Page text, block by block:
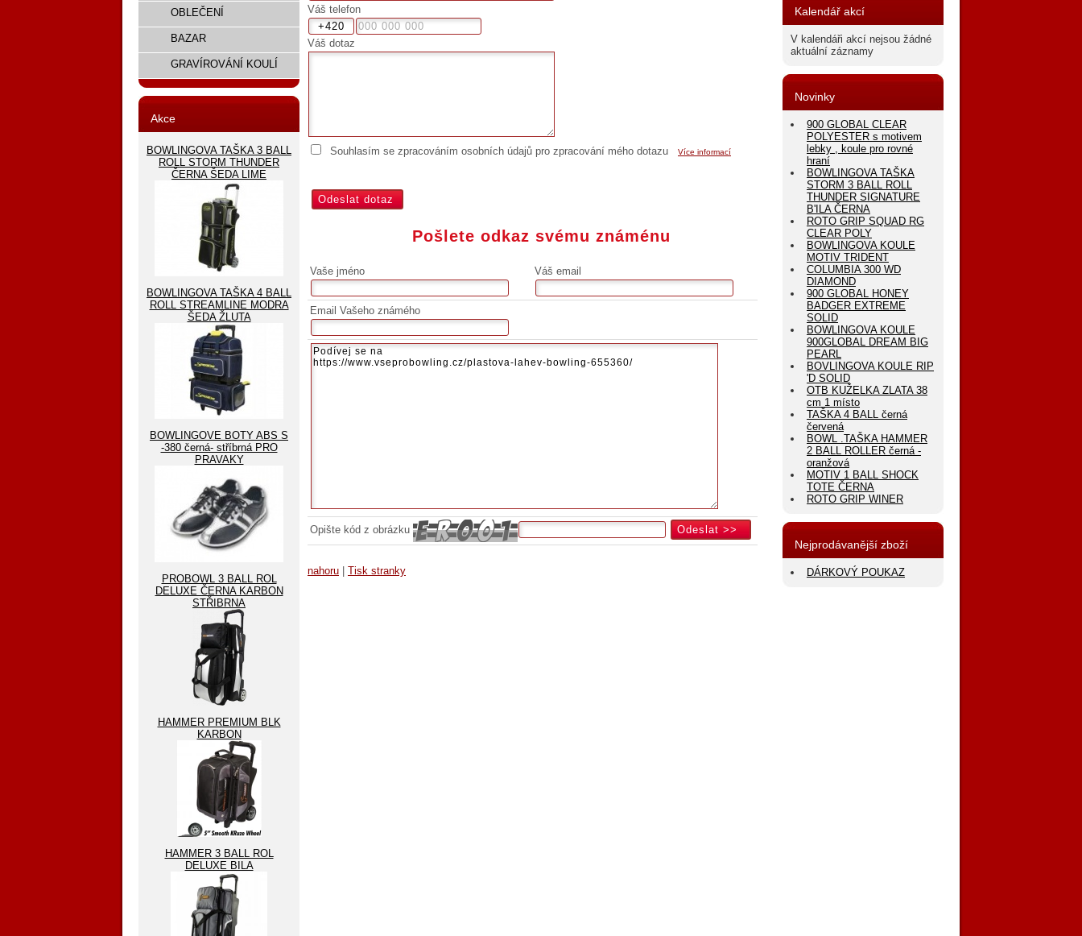
Váš telefon
Váš dotaz
Souhlasím se zpracováním osobních údajů pro zpracování mého dotazu Více informací
Pošlete odkaz svému známénu
Vaše jméno Váš email
Email Vašeho známého
Opište kód z obrázku
nahoru Tisk stranky
OBLEČENÍ
BAZAR
GRAVÍROVÁNÍ KOULÍ
Akce
BOWLINGOVA TAŠKA 3 BALL
ROLL STORM THUNDER
ČERNA ŠEDA LIME
BOWLINGOVA TAŠKA 4 BALL
ROLL STREAMLINE MODRA
ŠEDA ŽLUTA
BOWLINGOVE BOTY ABS S
-380 černá- stříbrná PRO
PRAVAKY
PROBOWL 3 BALL ROL
DELUXE ČERNA KARBON
STŘIBRNA
HAMMER PREMIUM BLK
KARBON
HAMMER 3 BALL ROL
DELUXE BILA
Kalendář akcí
V kalendáři akcí nejsou žádné
aktuální záznamy
Novinky
900 GLOBAL CLEAR
POLYESTER s motivem
lebky , koule pro rovné
hraní
BOWLINGOVA TAŠKA
STORM 3 BALL ROLL
THUNDER SIGNATURE
B'ILA ČERNA
ROTO GRIP SQUAD RG
CLEAR POLY
BOWLINGOVA KOULE
MOTIV TRIDENT
COLUMBIA 300 WD
DIAMOND
900 GLOBAL HONEY
BADGER EXTREME
SOLID
BOWLINGOVA KOULE
900GLOBAL DREAM BIG
PEARL
BOVLINGOVA KOULE RIP
'D SOLID
OTB KUŽELKA ZLATA 38
cm 1 místo
TAŠKA 4 BALL černá
červená
BOWL .TAŠKA HAMMER
2 BALL ROLLER černá -
oranžová
MOTIV 1 BALL SHOCK
TOTE ČERNA
ROTO GRIP WINER
Nejprodávanější zboží
DÁRKOVÝ POUKAZ